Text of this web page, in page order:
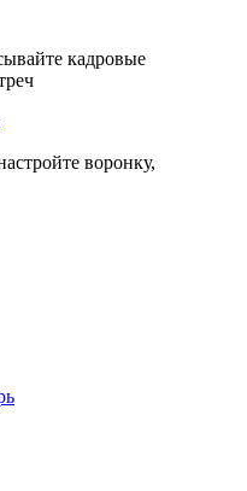
кадровые
воронку,